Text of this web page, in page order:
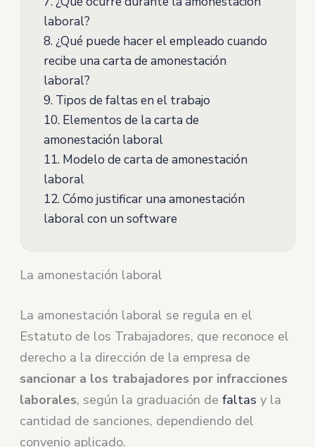
laboral?
8.¿Qué puede hacer el empleado cuando
recibe una carta de amonestación
laboral?
9.Tipos de faltas en el trabajo
10.Elementos de la carta de
amonestación laboral
11.Modelo de carta de amonestación
laboral
12.Cómo justificar una amonestación
laboral con un software
La amonestación laboral
La amonestación laboral se regula en el
Estatuto de los Trabajadores, que reconoce el
derecho a la dirección de la empresa de
sancionar a los trabajadores por infracciones
laborales, según la graduación defaltas y la
cantidad de sanciones, dependiendo del
convenio aplicado.